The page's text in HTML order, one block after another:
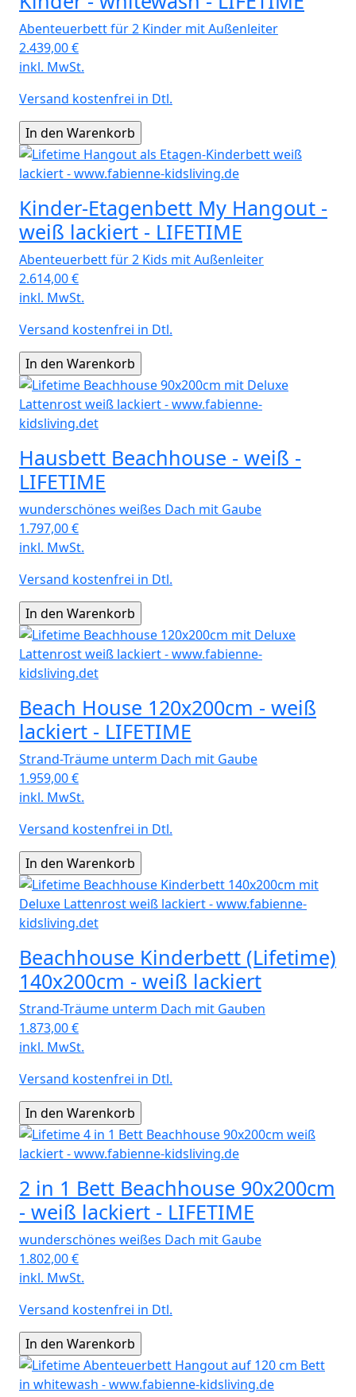
Abenteuerbett für 2 Kinder mit Außenleiter
2.439,00€
inkl. MwSt.
Versand kostenfrei in Dtl.
Kinder-Etagenbett My Hangout -
weiß lackiert - LIFETIME
Abenteuerbett für 2 Kids mit Außenleiter
2.614,00€
inkl. MwSt.
Versand kostenfrei in Dtl.
Hausbett Beachhouse - weiß -
LIFETIME
wunderschönes weißes Dach mit Gaube
1.797,00€
inkl. MwSt.
Versand kostenfrei in Dtl.
Beach House 120x200cm - weiß
lackiert - LIFETIME
Strand-Träume unterm Dach mit Gaube
1.959,00€
inkl. MwSt.
Versand kostenfrei in Dtl.
Beachhouse Kinderbett (Lifetime)
140x200cm - weiß lackiert
Strand-Träume unterm Dach mit Gauben
1.873,00€
inkl. MwSt.
Versand kostenfrei in Dtl.
2 in 1 Bett Beachhouse 90x200cm
- weiß lackiert - LIFETIME
wunderschönes weißes Dach mit Gaube
1.802,00€
inkl. MwSt.
Versand kostenfrei in Dtl.